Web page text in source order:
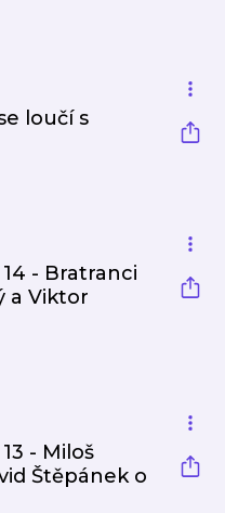
loučí s
14 - Bratranci
a Viktor
- Miloš
Štěpánek o